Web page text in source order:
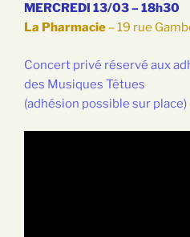
MERCREDI 13/03 – 18h30
La Pharmacie – 19 rue
Concert privé réservé aux
des Musiques Têtues
(adhésion possible sur place)